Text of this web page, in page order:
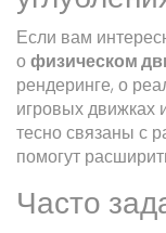
Если вам
офизическом
рендеринге, о
игровых движках
тесно связаны с
помогут
Часто